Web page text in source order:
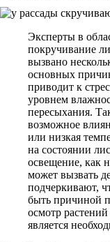
Эксперты в
покручивание
вызвано
основных
приводит к
уровнем
пересыхания.
возможное
или низкая
на состоянии
освещение, как
может вызвать
подчеркивают,
быть причиной
осмотр
является